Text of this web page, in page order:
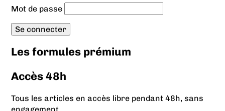
Mot de passe
Les formules prémium
Accès 48h
Tous les articles en accès libre pendant 48h, sans